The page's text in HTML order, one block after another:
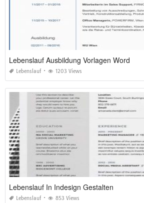
Lebenslauf Ausbildung Vorlagen Word
Lebenslauf 1203 Views
Lebenslauf In Indesign Gestalten
Lebenslauf 853 Views